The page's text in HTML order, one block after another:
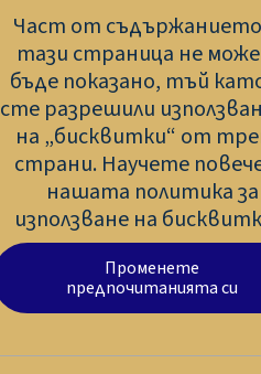
Част от
тази страница не
бъде показано, тъй
сте разрешили
на „бисквитки“ от
страни. Научете
нашата политика за
използване на
Променете
предпочитанията си